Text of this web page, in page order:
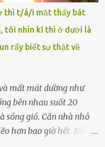
trên mạng xã hội
bài viết và đăng bài
Quang Vinh làm việc
thì t/á/i mặt thấy bát
tôi nhìn kĩ thì ở dưới là
rẩy biết sự thật về
mất mát dường như
bên nhau suốt 20
sóng gió. Căn nhà nhỏ
hơn bao giờ hết. Mỗi